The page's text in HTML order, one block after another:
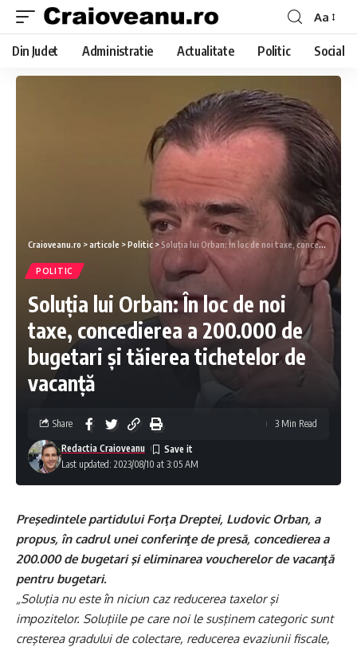
Aa
Din Judet Administratie Actualitate Politic Social
Craioveanu.ro >articole >Politic>Soluţia lui Orban: În loc de noi taxe, concedierea a 200.000 de bugetari şi tăierea tichetelor de vacanţă
POLITIC
Soluţia lui Orban: În loc de noi
taxe, concedierea a 200.000 de
bugetari şi tăierea tichetelor de
vacanţă
Last updated: 2023/08/10 at 3:05 AM
Redactia Craioveanu
Share 3 Min Read
Preşedintele partidului Forţa Dreptei, Ludovic Orban, a
propus, în cadrul unei conferinţe de presă, concedierea a
200.000 de bugetari şi eliminarea voucherelor de vacanţă
pentru bugetari.
„Soluţia nu este în niciun caz reducerea taxelor şi
impozitelor. Soluţiile pe care noi le susţinem categoric sunt
creşterea gradului de colectare, reducerea evaziunii fiscale,